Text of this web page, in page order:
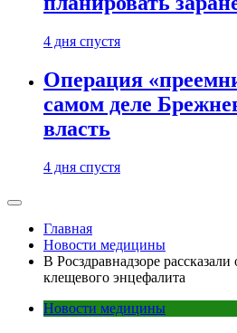
4 дня спустя
Операция
самом деле
власть
4 дня спустя
Главная
Новости медицины
В Росздравнадзоре
клещевого энцефалита
Новости медицины